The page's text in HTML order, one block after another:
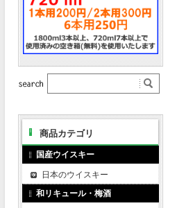
商品カテゴリ
国産ウイスキー
日本のウイスキー
和リキュール・梅酒